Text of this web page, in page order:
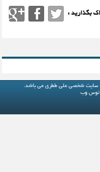
بگذارید :
سایت شخصی علی ططری می باشد.
توس وب